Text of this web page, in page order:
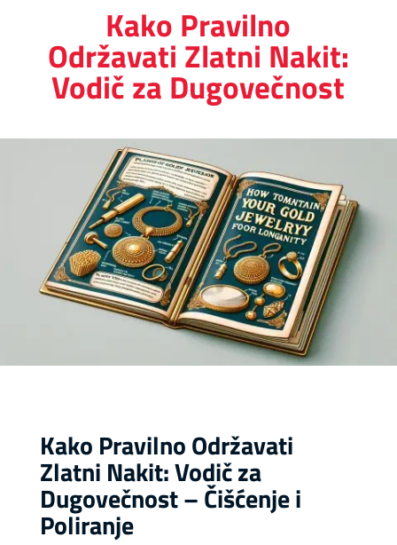
Kako Pravilno
Održavati Zlatni Nakit:
Vodič za Dugovečnost
Kako Pravilno Održavati
Zlatni Nakit: Vodič za
Dugovečnost – Čišćenje i
Poliranje